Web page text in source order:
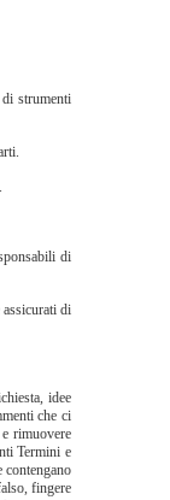
strumenti
di
di
idee
che ci
rimuovere
Termini e
fingere